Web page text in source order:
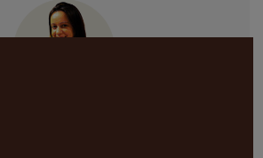
ayuda con esta compra?